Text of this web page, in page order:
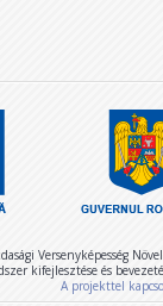
Versenyképesség
kifejlesztése és
A projekttel